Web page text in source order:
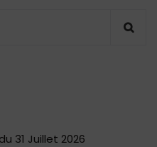
31 Juillet 2026